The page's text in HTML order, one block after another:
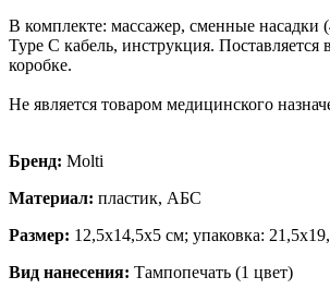
В комплекте: массажер, сменные насадки
Type C кабель, инструкция. Поставляется
коробке.
Не является товаром медицинского
Бренд: Molti
Материал: пластик, АБС
Размер: 12,5х14,5х5 см; упаковка:
Вид нанесения: Тампопечать (1 цвет)